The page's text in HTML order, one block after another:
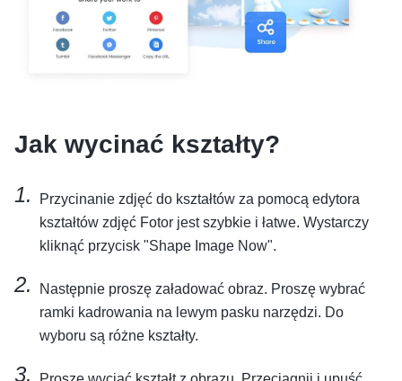
Jak wycinać kształty?
Przycinanie zdjęć do kształtów za pomocą edytora
kształtów zdjęć Fotor jest szybkie i łatwe. Wystarczy
kliknąć przycisk "Shape Image Now".
Następnie proszę załadować obraz. Proszę wybrać
ramki kadrowania na lewym pasku narzędzi. Do
wyboru są różne kształty.